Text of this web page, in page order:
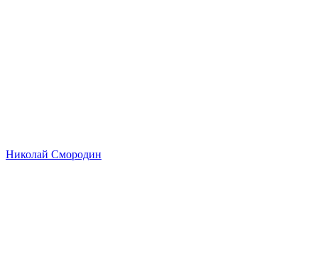
Николай Смородин